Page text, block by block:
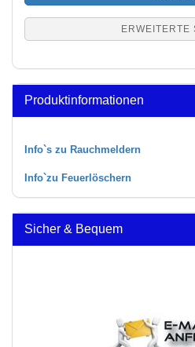
ERWEITERTE
Produktinformationen
Info`s zu Rauchmeldern
Info`zu Feuerlöschern
Sicher & Bequem